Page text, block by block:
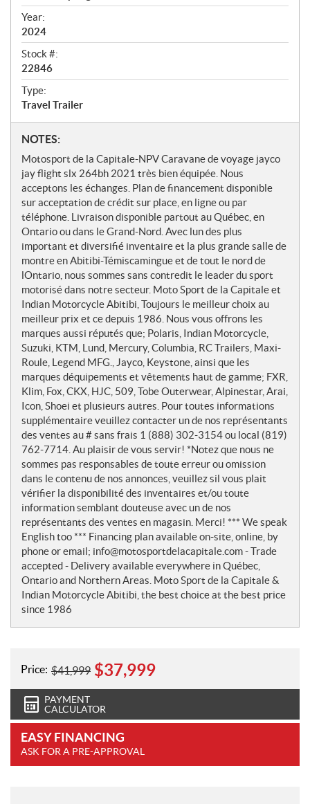
w
Year:
2024
Stock #:
22846
Type:
Travel Trailer
N
o
t
e
s
NOTES:
Motosport de la Capitale-NPV Caravane de voyage jayco
jay flight slx 264bh 2021 très bien équipée. Nous
acceptons les échanges. Plan de financement disponible
sur acceptation de crédit sur place, en ligne ou par
téléphone. Livraison disponible partout au Québec, en
Ontario ou dans le Grand-Nord. Avec lun des plus
important et diversifié inventaire et la plus grande salle de
montre en Abitibi-Témiscamingue et de tout le nord de
lOntario, nous sommes sans contredit le leader du sport
motorisé dans notre secteur. Moto Sport de la Capitale et
Indian Motorcycle Abitibi, Toujours le meilleur choix au
meilleur prix et ce depuis 1986. Nous vous offrons les
marques aussi réputés que; Polaris, Indian Motorcycle,
Suzuki, KTM, Lund, Mercury, Columbia, RC Trailers, Maxi-
Roule, Legend MFG., Jayco, Keystone, ainsi que les
marques déquipements et vêtements haut de gamme; FXR,
Klim, Fox, CKX, HJC, 509, Tobe Outerwear, Alpinestar, Arai,
Icon, Shoei et plusieurs autres. Pour toutes informations
supplémentaire veuillez contacter un de nos représentants
des ventes au # sans frais 1 (888) 302-3154 ou local (819)
762-7714. Au plaisir de vous servir! *Notez que nous ne
sommes pas responsables de toute erreur ou omission
dans le contenu de nos annonces, veuillez sil vous plait
vérifier la disponibilité des inventaires et/ou toute
information semblant douteuse avec un de nos
représentants des ventes en magasin. Merci! *** We speak
English too *** Financing plan available on-site, online, by
phone or email; info@motosportdelacapitale.com - Trade
accepted - Delivery available everywhere in Québec,
Ontario and Northern Areas. Moto Sport de la Capitale &
Indian Motorcycle Abitibi, the best choice at the best price
since 1986
Price: $41,999 $37,999
PAYMENT
CALCULATOR
EASY FINANCING
ASK FOR A PRE-APPROVAL